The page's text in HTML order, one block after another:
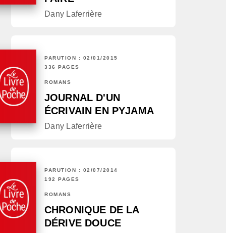
Dany Laferrière
PARUTION : 02/01/2015
336 PAGES
ROMANS
JOURNAL D'UN
ÉCRIVAIN EN PYJAMA
Dany Laferrière
PARUTION : 02/07/2014
192 PAGES
ROMANS
CHRONIQUE DE LA
DÉRIVE DOUCE